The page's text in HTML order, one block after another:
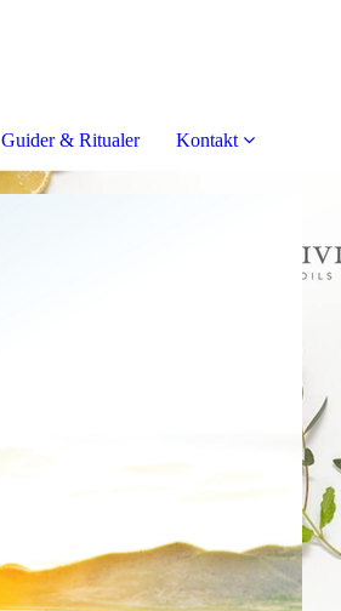
Guider & Ritualer Kontakt